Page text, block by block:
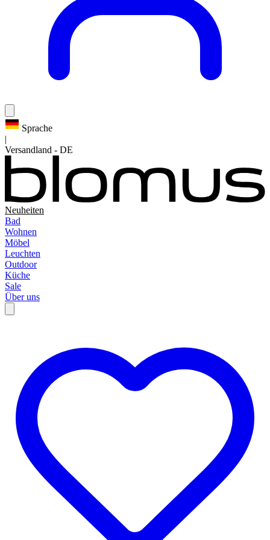
Sprache
|
Versandland - DE
Neuheiten
Bad
Wohnen
Möbel
Leuchten
Outdoor
Küche
Sale
Über uns